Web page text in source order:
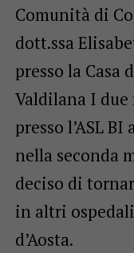
Comunità di
dott.ssa
presso la Casa
Valdilana I
presso l’ASL
nella seconda
deciso di
in altri
d’Aosta.